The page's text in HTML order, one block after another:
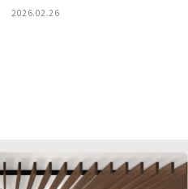
2026.02.26